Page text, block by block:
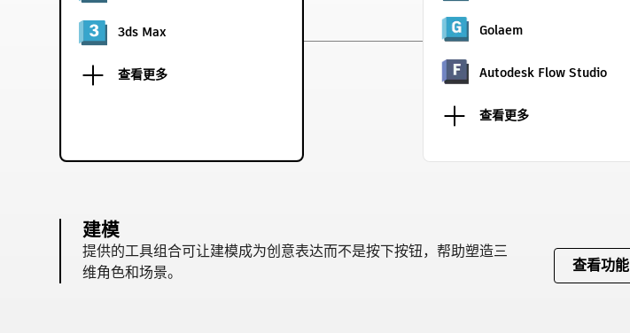
3ds Max
查看更多
Golaem
Autodesk Flow Studio
查看更多
建模
提供的工具组合可让建模成为创意表达而不是按下按钮，帮助塑造三
维角色和场景。
查看功能